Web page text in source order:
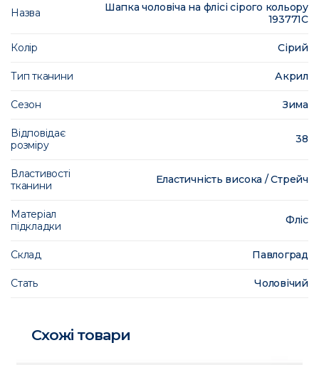
Назва
Шапка чоловіча на флісі сірого кольору
193771C
Колір Сірий
Тип тканини Акрил
Сезон Зима
Відповідає
розміру
38
Властивості
тканини
Еластичність висока / Стрейч
Матеріал
підкладки
Фліс
Склад Павлоград
Стать Чоловічий
Схожі товари